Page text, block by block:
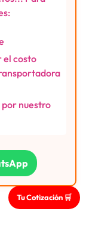
el costo
nuestro
Tu Cotización 🛒